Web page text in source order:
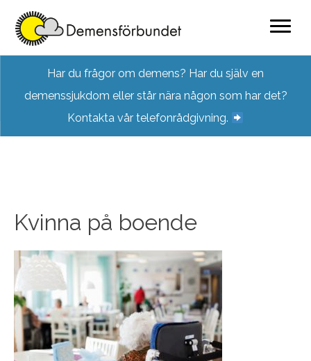
content
Har du frågor om demens? Har du själv en
demenssjukdom eller står nära någon som har det?
Kontakta vår telefonrådgivning.
Kvinna på boende